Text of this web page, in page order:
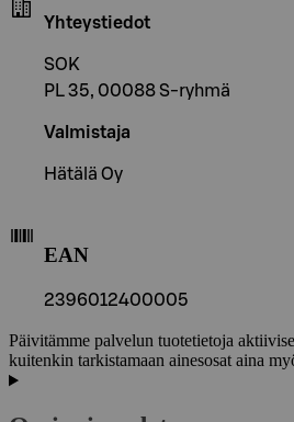
Yhteystiedot
SOK
PL 35, 00088 S-ryhmä
Valmistaja
Hätälä Oy
EAN
2396012400005
Päivitämme palvelun tuotetietoja
kuitenkin tarkistamaan ainesosat aina